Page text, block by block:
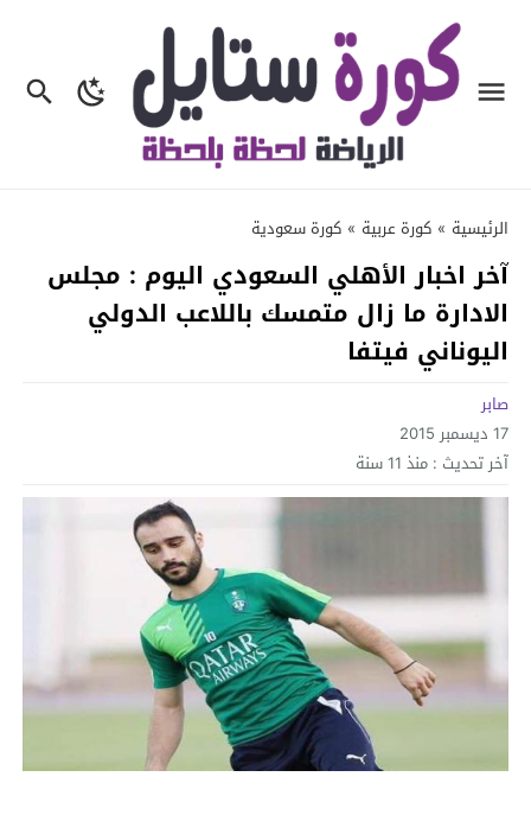
الرئيسية » كورة عربية » كورة سعودية
آخر اخبار الأهلي السعودي اليوم : مجلس
الادارة ما زال متمسك باللاعب الدولي
اليوناني فيتفا
صابر
17 ديسمبر 2015
آخر تحديث : منذ 11 سنة